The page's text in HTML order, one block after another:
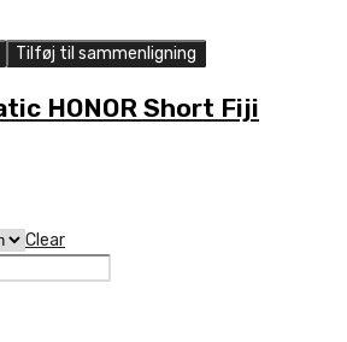
Tilføj til sammenligning
HONOR Short Fiji
Clear